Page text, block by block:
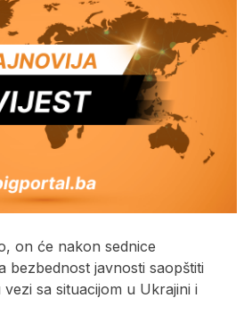
on će nakon sednice
bezbednost javnosti saopštiti
sa situacijom u Ukrajini i